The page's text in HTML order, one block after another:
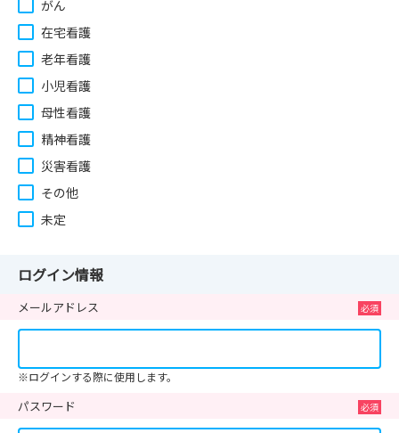
がん
在宅看護
老年看護
小児看護
母性看護
精神看護
災害看護
その他
未定
ログイン情報
メールアドレス
※ログインする際に使用します。
パスワード